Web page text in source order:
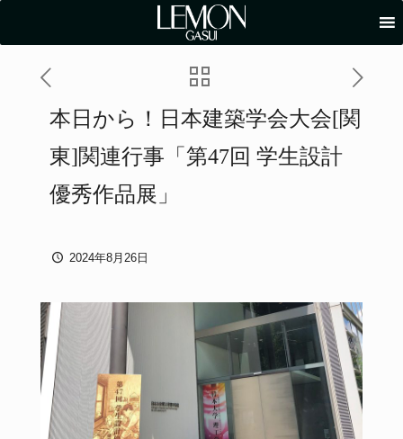
本日から！日本建築学会大会[関
東]関連行事「第47回 学生設計
優秀作品展」
2024年8月26日